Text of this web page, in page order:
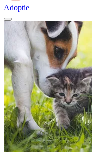
Adoptie